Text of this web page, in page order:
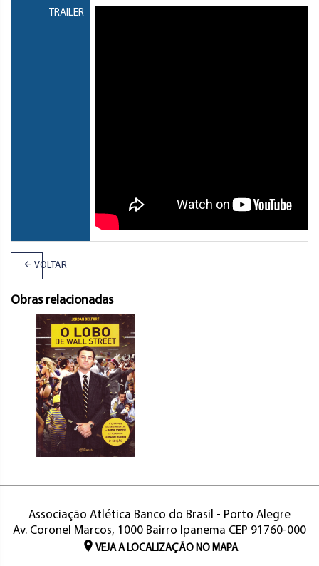
TRAILER
VOLTAR
Obras relacionadas
Associação Atlética Banco do Brasil - Porto Alegre
Av. Coronel Marcos, 1000 Bairro Ipanema CEP 91760-000
VEJA A LOCALIZAÇÃO NO MAPA